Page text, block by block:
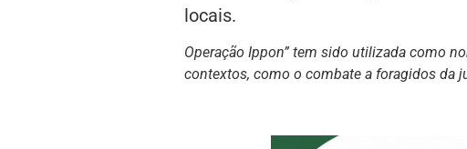
locais.
Operação Ippon” tem sido utilizada como
contextos, como o combate a foragidos da